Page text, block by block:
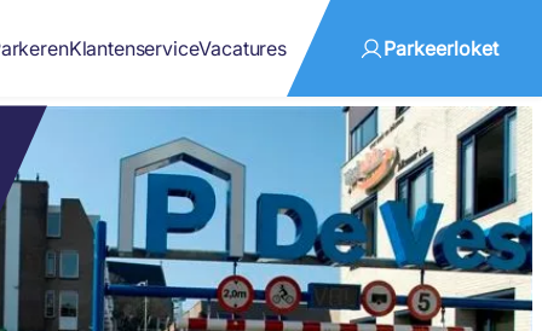
KlantenserviceVacatures Parkeerloket